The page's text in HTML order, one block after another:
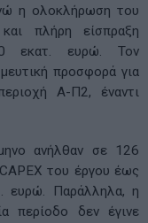
η ολοκλήρωση του
πλήρη είσπραξη
εκατ. ευρώ. Τον
προσφορά για
A-Π2, έναντι
ανήλθαν σε 126
του έργου έως
ευρώ. Παράλληλα, η
περίοδο δεν έγινε